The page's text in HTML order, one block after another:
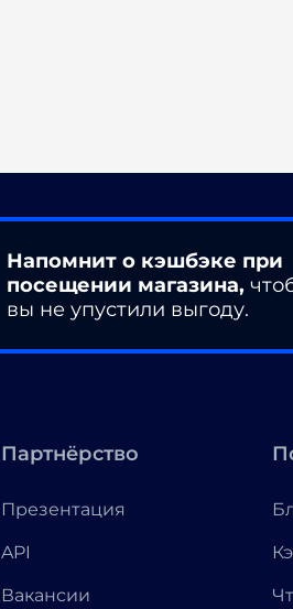
Напомнит о кэшбэке при
посещении магазина,
вы не упустили выгоду.
Партнёрство
Презентация
API
Вакансии